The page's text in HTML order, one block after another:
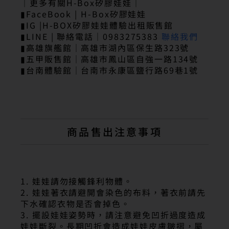
▮FaceBook | H-Box矽膠娃娃
▮IG |H-BOX矽膠娃娃體驗出租販售館
▮LINE | 聯絡電話｜0983275383 聯絡我們
▮高雄旗艦館｜高雄市湖內區保生路323號
▮五甲販售館｜高雄市鳳山區自強一路134號
▮台南體驗館｜台南市永康區鹽行路69巷1號
商品售出注意事項
1. 娃娃請勿接觸鋒利物體。
2. 娃娃著衣請避開會染色的布料，著衣前請先
下水確認衣物是否會掉色。
3. 擺設娃娃姿勢時，請注意避免凹折過度造成
娃娃斷裂。長期凹折會造成娃娃皮膚皺摺，屬